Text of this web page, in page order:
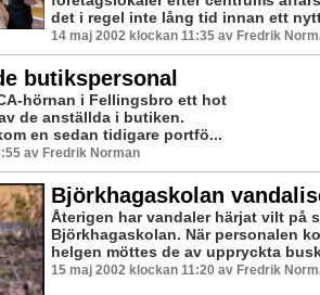
det i regel inte lång tid innan ett
14 maj 2002 klockan 11:35 av Fredrik
butikspersonal
hörnan i Fellingsbro ett hot
de anställda i butiken.
en sedan tidigare portfö...
av Fredrik Norman
Björkhagaskolan
Återigen har vandaler härjat vilt på
Björkhagaskolan. När personalen
helgen möttes de av uppryckta
15 maj 2002 klockan 11:20 av Fredrik